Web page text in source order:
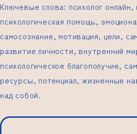
Ключевые слова: психолог
психологическая помощь,
самосознание, мотивация, цели,
развитие личности, внутренний
психологическое благополучие,
ресурсы, потенциал, жизненные
над собой.